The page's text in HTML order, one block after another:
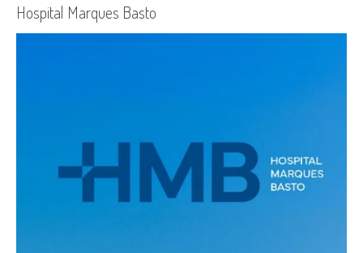
Hospital Marques Basto